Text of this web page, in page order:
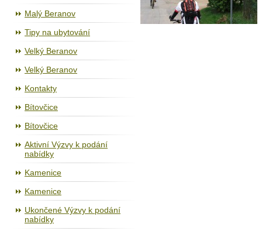
Malý Beranov
Tipy na ubytování
Velký Beranov
Velký Beranov
Kontakty
Bítovčice
Bítovčice
Aktivní Výzvy k podání
nabídky
Kamenice
Kamenice
Ukončené Výzvy k podání
nabídky